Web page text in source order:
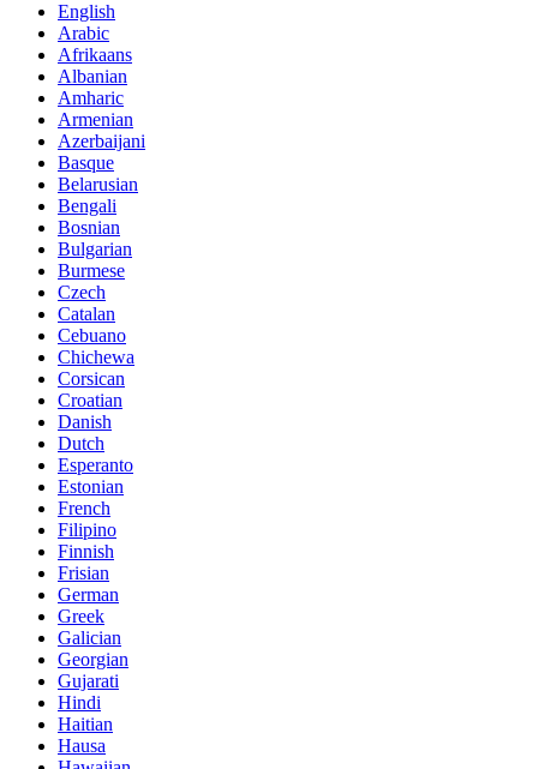
English
Arabic
Afrikaans
Albanian
Amharic
Armenian
Azerbaijani
Basque
Belarusian
Bengali
Bosnian
Bulgarian
Burmese
Czech
Catalan
Cebuano
Chichewa
Corsican
Croatian
Danish
Dutch
Esperanto
Estonian
French
Filipino
Finnish
Frisian
German
Greek
Galician
Georgian
Gujarati
Hindi
Haitian
Hausa